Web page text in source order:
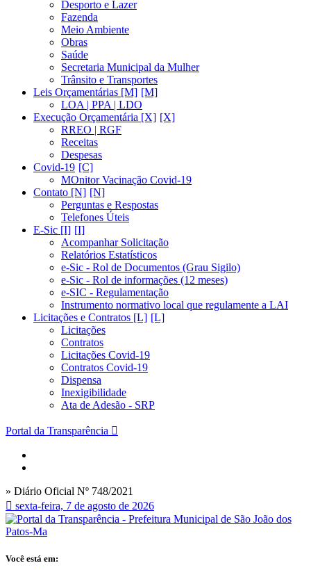
Desporto e Lazer
Fazenda
Meio Ambiente
Obras
Saúde
Secretaria Municipal da Mulher
Trânsito e Transportes
Leis Orçamentárias [M]
LOA | PPA | LDO
Execução Orçamentária [X]
RREO | RGF
Receitas
Despesas
Covid-19
MOnitor Vacinação Covid-19
Contato [N]
Perguntas e Respostas
Telefones Úteis
E-Sic [I]
Acompanhar Solicitação
Relatórios Estatísticos
e-Sic - Rol de Documentos (Grau Sigilo)
e-Sic - Rol de informações (12 meses)
e-SIC - Regulamentação
Instrumento normativo local que regulamente a LAI
Licitações e Contratos [L]
Licitações
Contratos
Licitações Covid-19
Contratos Covid-19
Dispensa
Inexigibilidade
Ata de Adesão - SRP
Portal da Transparência
» Diário Oficial Nº 748/2021
sexta-feira, 7 de agosto de 2026
Você está em: